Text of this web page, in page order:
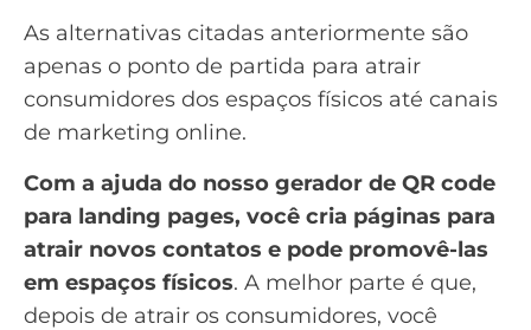
As alternativas citadas anteriormente são
apenas o ponto de partida para atrair
consumidores dos espaços físicos até canais
de marketing online.
Com a ajuda do nosso gerador de QR code
para landing pages, você cria páginas para
atrair novos contatos e pode promovê-las
em espaços físicos. A melhor parte é que,
depois de atrair os consumidores, você